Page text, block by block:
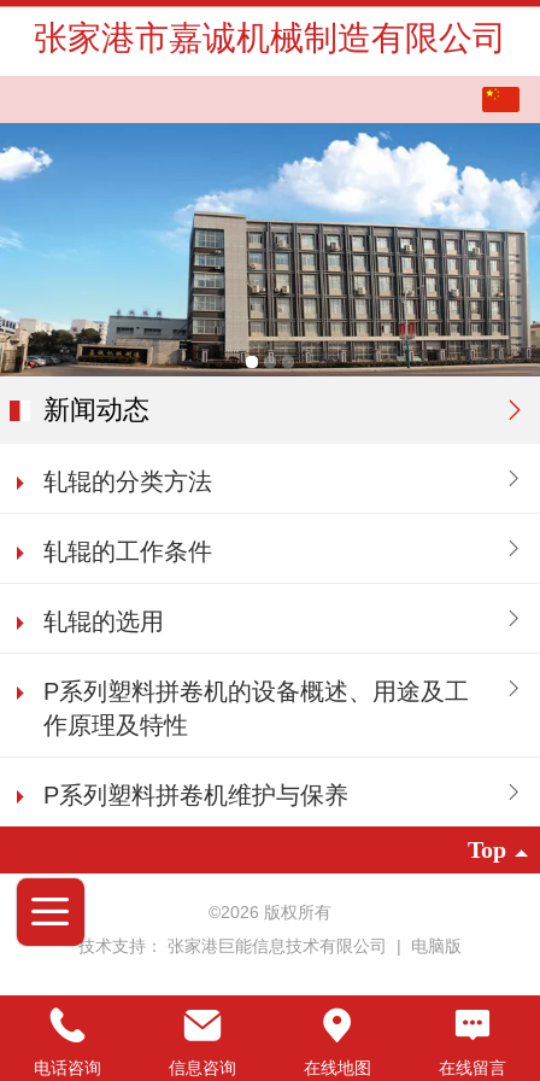
张家港市嘉诚机械制造有限公司
English
新闻动态
轧辊的分类方法
轧辊的工作条件
轧辊的选用
P系列塑料拼卷机的设备概述、用途及工
作原理及特性
P系列塑料拼卷机维护与保养
Top
©2026 版权所有
技术支持： 张家港巨能信息技术有限公司 | 电脑版
电话咨询 信息咨询 在线地图 在线留言